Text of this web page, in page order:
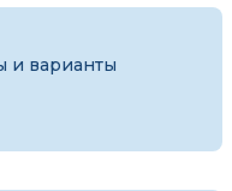
и варианты